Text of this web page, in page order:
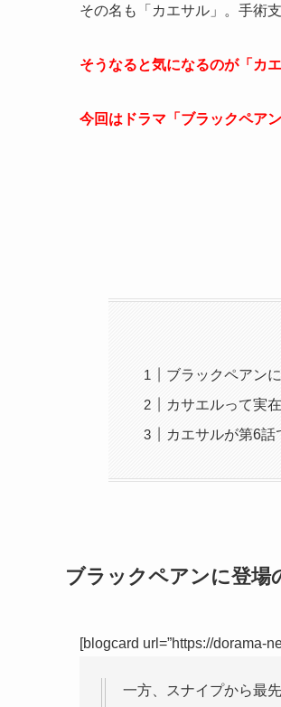
その名も「カエサル」。手術
そうなると気になるのが「カ
今回はドラマ「ブラックペア
ブラックペアン
カサエルって実
カエサルが第6話
ブラックペアンに登場
[blogcard url=”https://dorama-
一方、スナイプから最